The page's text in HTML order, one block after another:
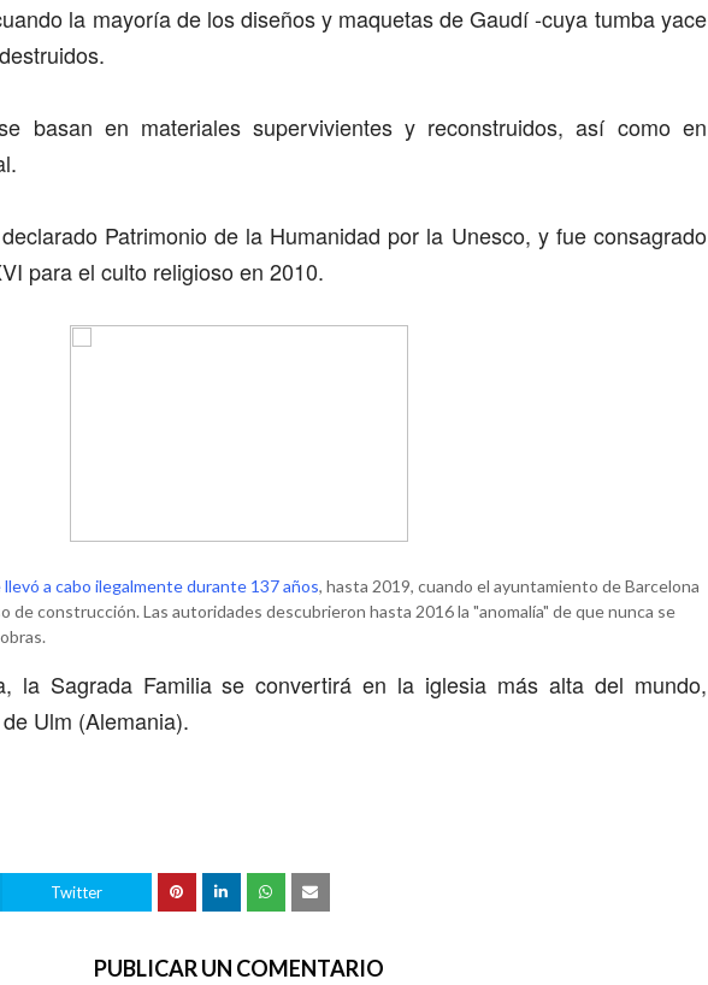
la mayoría de los diseños y maquetas de Gaudí -cuya tumba yace
basan en materiales supervivientes y reconstruidos, así como en
Patrimonio de la Humanidad por la Unesco, y fue consagrado
para el culto religioso en 2010.
a cabo ilegalmente durante 137 años, hasta 2019, cuando el ayuntamiento de Barcelona
de construcción. Las autoridades descubrieron hasta 2016 la "anomalía" de que nunca se
la Sagrada Familia se convertirá en la iglesia más alta del mundo,
Ulm (Alemania).
Twitter
PUBLICAR UN COMENTARIO